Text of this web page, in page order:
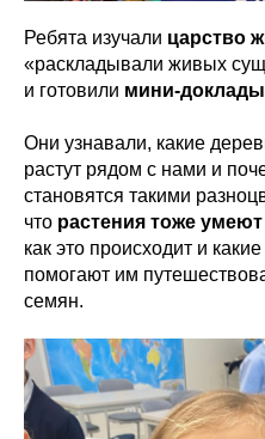
Ребята изучали царство
«раскладывали живых
и готовили мини-доклады
Они узнавали, какие
растут рядом с нами и
становятся такими
что растения тоже умеют
как это происходит и
помогают им
семян.